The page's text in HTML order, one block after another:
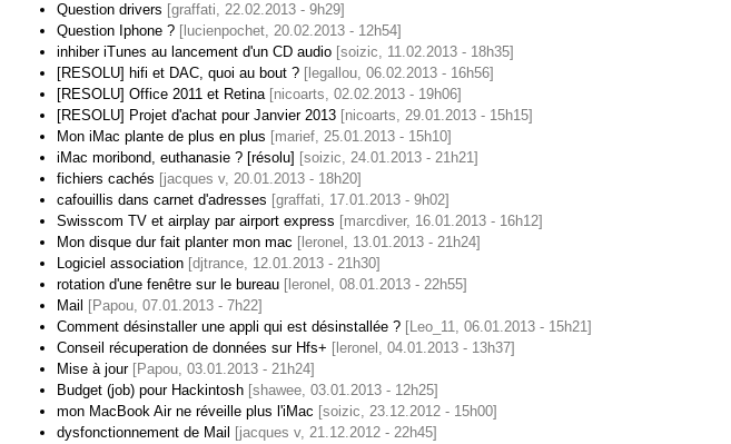
Question drivers [graffati, 22.02.2013 - 9h29]
Question Iphone ? [lucienpochet, 20.02.2013 - 12h54]
inhiber iTunes au lancement d'un CD audio [soizic, 11.02.2013 - 18h35]
[RESOLU] hifi et DAC, quoi au bout ? [legallou, 06.02.2013 - 16h56]
[RESOLU] Office 2011 et Retina [nicoarts, 02.02.2013 - 19h06]
[RESOLU] Projet d'achat pour Janvier 2013 [nicoarts, 29.01.2013 - 15h15]
Mon iMac plante de plus en plus [marief, 25.01.2013 - 15h10]
iMac moribond, euthanasie ? [résolu] [soizic, 24.01.2013 - 21h21]
fichiers cachés [jacques v, 20.01.2013 - 18h20]
cafouillis dans carnet d'adresses [graffati, 17.01.2013 - 9h02]
Swisscom TV et airplay par airport express [marcdiver, 16.01.2013 - 16h12]
Mon disque dur fait planter mon mac [leronel, 13.01.2013 - 21h24]
Logiciel association [djtrance, 12.01.2013 - 21h30]
rotation d'une fenêtre sur le bureau [leronel, 08.01.2013 - 22h55]
Mail
[Papou, 07.01.2013 - 7h22]
Comment désinstaller une appli qui est désinstallée ? [Leo_11, 06.01.2013 - 15h21]
Conseil récuperation de données sur Hfs+ [leronel, 04.01.2013 - 13h37]
Mise à jour [Papou, 03.01.2013 - 21h24]
Budget (job) pour Hackintosh [shawee, 03.01.2013 - 12h25]
mon MacBook Air ne réveille plus l'iMac [soizic, 23.12.2012 - 15h00]
dysfonctionnement de Mail
[jacques v, 21.12.2012 - 22h45]